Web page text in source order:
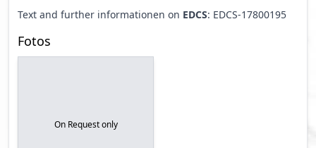
Text and further informationen on EDCS: EDCS-17800195
Fotos
On Request only